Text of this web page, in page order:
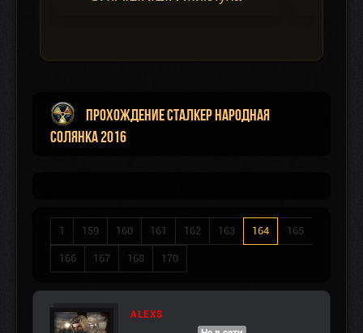
Прохождение Сталкер Народная
Солянка 2016
1 159 160 161 162 163 164 165
166 167 168 170
ALEXS